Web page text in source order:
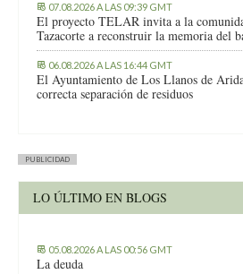
07.08.2026 A LAS 09:39 GMT
El proyecto TELAR invita a la
Tazacorte a reconstruir la memoria del
06.08.2026 A LAS 16:44 GMT
El Ayuntamiento de Los Llanos de
correcta separación de residuos
PUBLICIDAD
LO ÚLTIMO EN BLOGS
05.08.2026 A LAS 00:56 GMT
La deuda